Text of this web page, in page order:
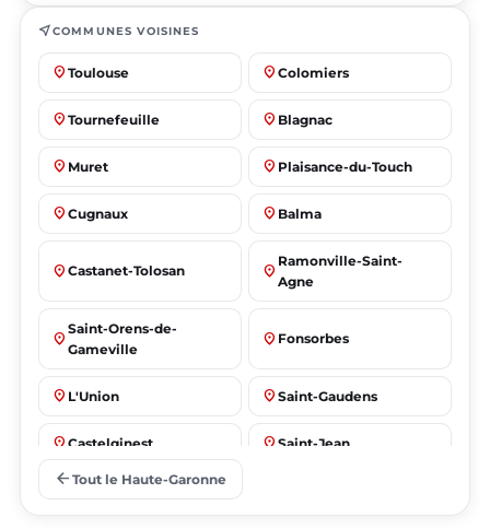
near_meCOMMUNES VOISINES
place Toulouse place Colomiers
place Tournefeuille place Blagnac
place Muret place Plaisance-du-Touch
place Cugnaux place Balma
place Castanet-Tolosan place
Ramonville-Saint-
Agne
place
Saint-Orens-de-
Gameville
place Fonsorbes
place L'Union place Saint-Gaudens
place Castelginest place Saint-Jean
place Villeneuve-Tolosane
arrow_back Tout le Haute-Garonne